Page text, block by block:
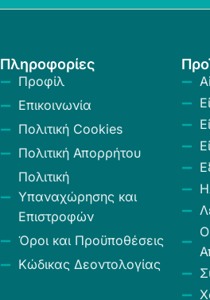
Πληροφορίες
Προφίλ
Επικοινωνία
Πολιτική Cookies
Πολιτική Απορρήτου
Πολιτική
Υπαναχώρησης και
Επιστροφών
Όροι και Προϋποθέσεις
Κώδικας Δεοντολογίας